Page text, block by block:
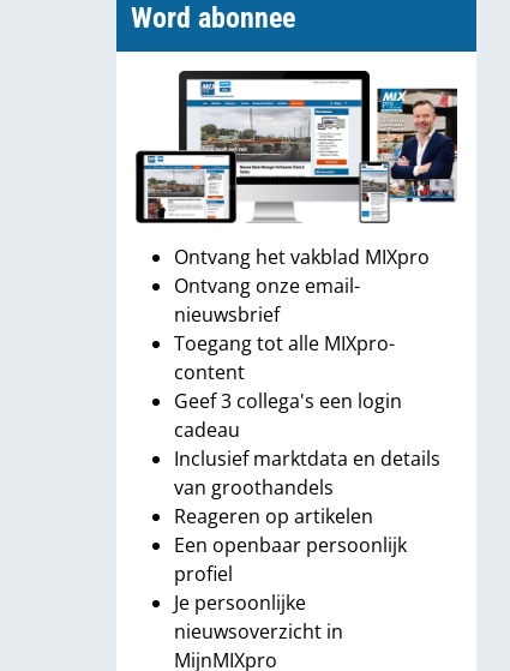
Word abonnee
Ontvang het vakblad MIXpro
Ontvang onze email-
nieuwsbrief
Toegang tot alle MIXpro-
content
Geef 3 collega's een login
cadeau
Inclusief marktdata en details
van groothandels
Reageren op artikelen
Een openbaar persoonlijk
profiel
Je persoonlijke
nieuwsoverzicht in
MijnMIXpro